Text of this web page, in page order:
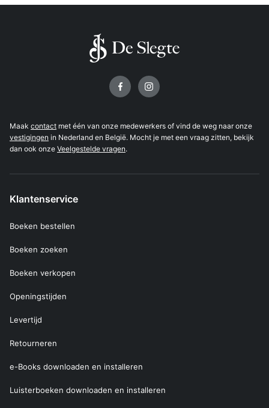
Maak contact met één van onze medewerkers of vind de weg naar onze
vestigingen in Nederland en België. Mocht je met een vraag zitten, bekijk
dan ook onze Veelgestelde vragen.
Klantenservice
Boeken bestellen
Boeken zoeken
Boeken verkopen
Openingstijden
Levertijd
Retourneren
e-Books downloaden en installeren
Luisterboeken downloaden en installeren